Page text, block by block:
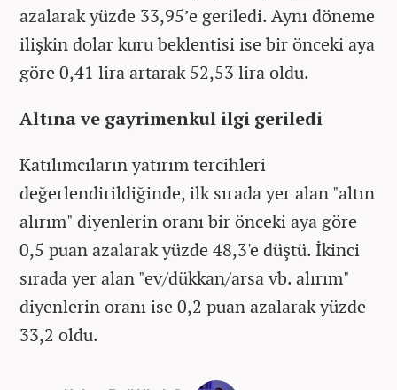
azalarak yüzde 33,95’e geriledi. Aynı döneme
ilişkin dolar kuru beklentisi ise bir önceki aya
göre 0,41 lira artarak 52,53 lira oldu.
Altına ve gayrimenkul ilgi geriledi
Katılımcıların yatırım tercihleri
değerlendirildiğinde, ilk sırada yer alan "altın
alırım" diyenlerin oranı bir önceki aya göre
0,5 puan azalarak yüzde 48,3'e düştü. İkinci
sırada yer alan "ev/dükkan/arsa vb. alırım"
diyenlerin oranı ise 0,2 puan azalarak yüzde
33,2 oldu.